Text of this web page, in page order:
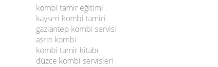
kombi tamir eğitimi
kayseri kombi tamiri
gaziantep kombi servisi
asrın kombi
kombi tamir kitabı
düzce kombi servisleri